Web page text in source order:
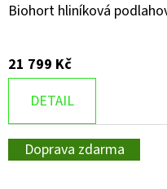
Biohort hliníková
21 799 Kč
DETAIL
Doprava zdarma